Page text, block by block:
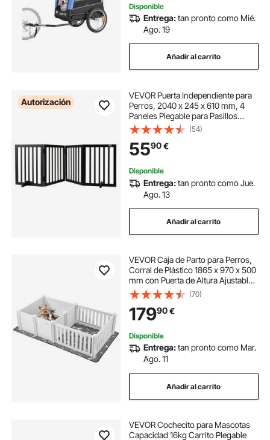
Disponible
Entrega:tan pronto como Mié.
Ago. 19
Añadir al carrito
Autorización
VEVOR Puerta Independiente para
Perros, 2040 x 245 x 610 mm, 4
Paneles Plegable para Pasillos
Anchos y Estrechos, Barrera
Extensible para Perros con Soporte
Silencioso para Pies para Interior,
Marrón
(54)
5590€
Disponible
Entrega:tan pronto como Jue.
Ago. 13
Añadir al carrito
VEVOR Caja de Parto para Perros,
Corral de Plástico 1865 x 970 x 500
mm con Puerta de Altura Ajustable,
Almohadilla Impermeable para
Orina, Kit de Parto Duradero para
Perros Medianos, Gris
(70)
17990€
Disponible
Entrega:tan pronto como Mar.
Ago. 11
Añadir al carrito
VEVOR Cochecito para Mascotas
Capacidad 16kg Carrito Plegable